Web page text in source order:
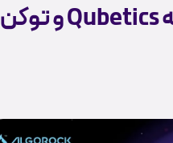
توکن Tics چیست؛ آشنایی با شبکه Qubetics و توکن